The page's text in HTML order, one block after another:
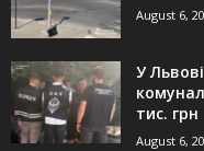
August 6,
У
тис. грн
August 6,